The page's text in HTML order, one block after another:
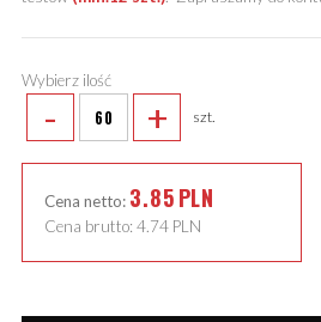
Wybierz ilość
- + szt.
Cena netto: 3.85PLN
Cena brutto: 4.74 PLN